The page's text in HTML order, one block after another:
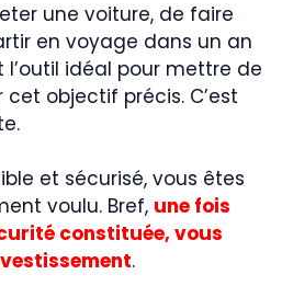
une voiture, de faire
en voyage dans un an
l’outil idéal pour mettre de
objectif précis. C’est
et sécurisé, vous êtes
voulu. Bref, une fois
constituée, vous
.